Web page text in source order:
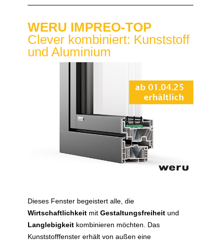
WERU IMPREO-TOP
Clever kombiniert: Kunststoff
und Aluminium
Dieses Fenster begeistert alle, die
Wirtschaftlichkeit mit Gestaltungsfreiheit und
Langlebigkeit kombinieren möchten. Das
Kunststofffenster erhält von außen eine